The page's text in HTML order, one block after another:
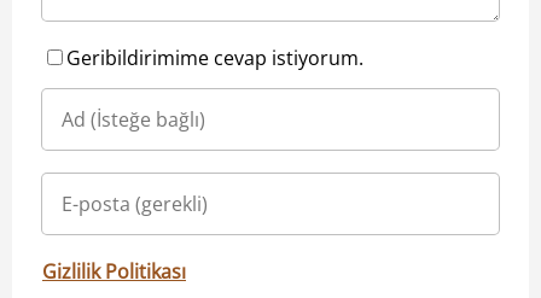
Geribildirimime cevap istiyorum.
Gizlilik Politikası